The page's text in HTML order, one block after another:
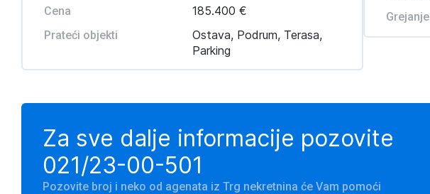
Cena 185.400 €
Prateći objekti
Ostava, Podrum, Terasa,
Parking
Grejanje
Za sve dalje informacije pozovite
021/23-00-501
Pozovite broj i neko od agenata iz Trg nekretnina će Vam pomoći